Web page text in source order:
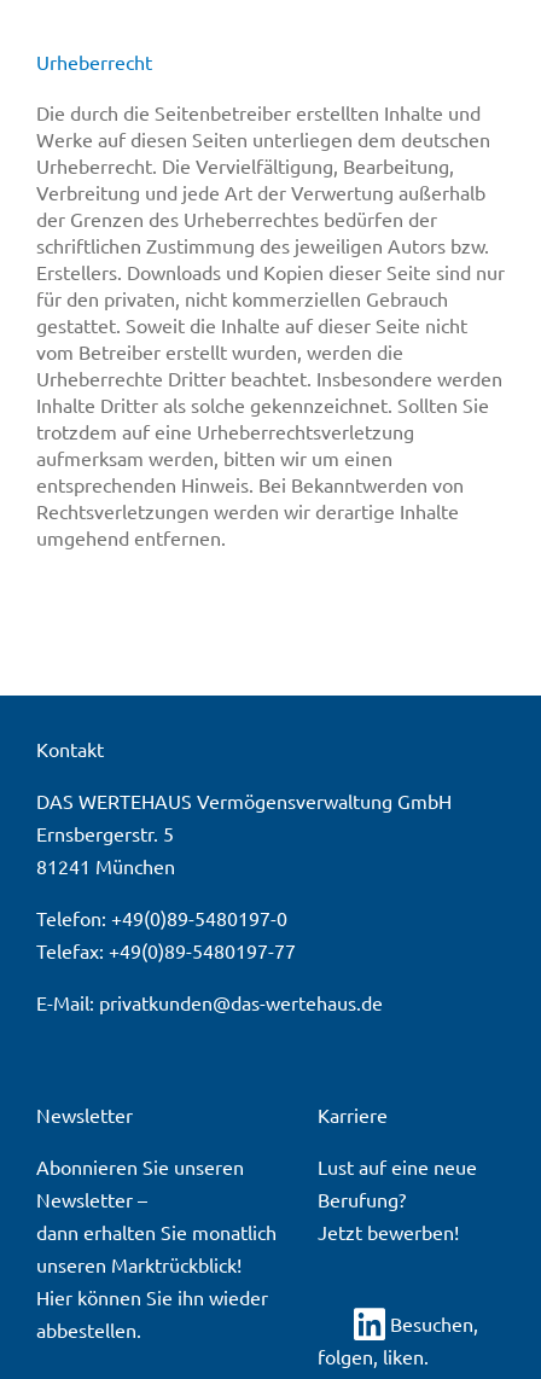
Urheberrecht
Die durch die Seitenbetreiber erstellten Inhalte und
Werke auf diesen Seiten unterliegen dem deutschen
Urheberrecht. Die Vervielfältigung, Bearbeitung,
Verbreitung und jede Art der Verwertung außerhalb
der Grenzen des Urheberrechtes bedürfen der
schriftlichen Zustimmung des jeweiligen Autors bzw.
Erstellers. Downloads und Kopien dieser Seite sind nur
für den privaten, nicht kommerziellen Gebrauch
gestattet. Soweit die Inhalte auf dieser Seite nicht
vom Betreiber erstellt wurden, werden die
Urheberrechte Dritter beachtet. Insbesondere werden
Inhalte Dritter als solche gekennzeichnet. Sollten Sie
trotzdem auf eine Urheberrechtsverletzung
aufmerksam werden, bitten wir um einen
entsprechenden Hinweis. Bei Bekanntwerden von
Rechtsverletzungen werden wir derartige Inhalte
umgehend entfernen.
Kontakt
DAS WERTEHAUS Vermögensverwaltung GmbH
Ernsbergerstr. 5
81241 München
Telefon: +49(0)89-5480197-0
Telefax: +49(0)89-5480197-77
E-Mail: privatkunden@das-wertehaus.de
Newsletter
Abonnieren Sie unseren
Newsletter –
dann erhalten Sie monatlich
unseren Marktrückblick!
Hier können Sie ihn wieder
abbestellen.
Karriere
Lust auf eine neue
Berufung?
Jetzt bewerben!
Besuchen,
folgen, liken.